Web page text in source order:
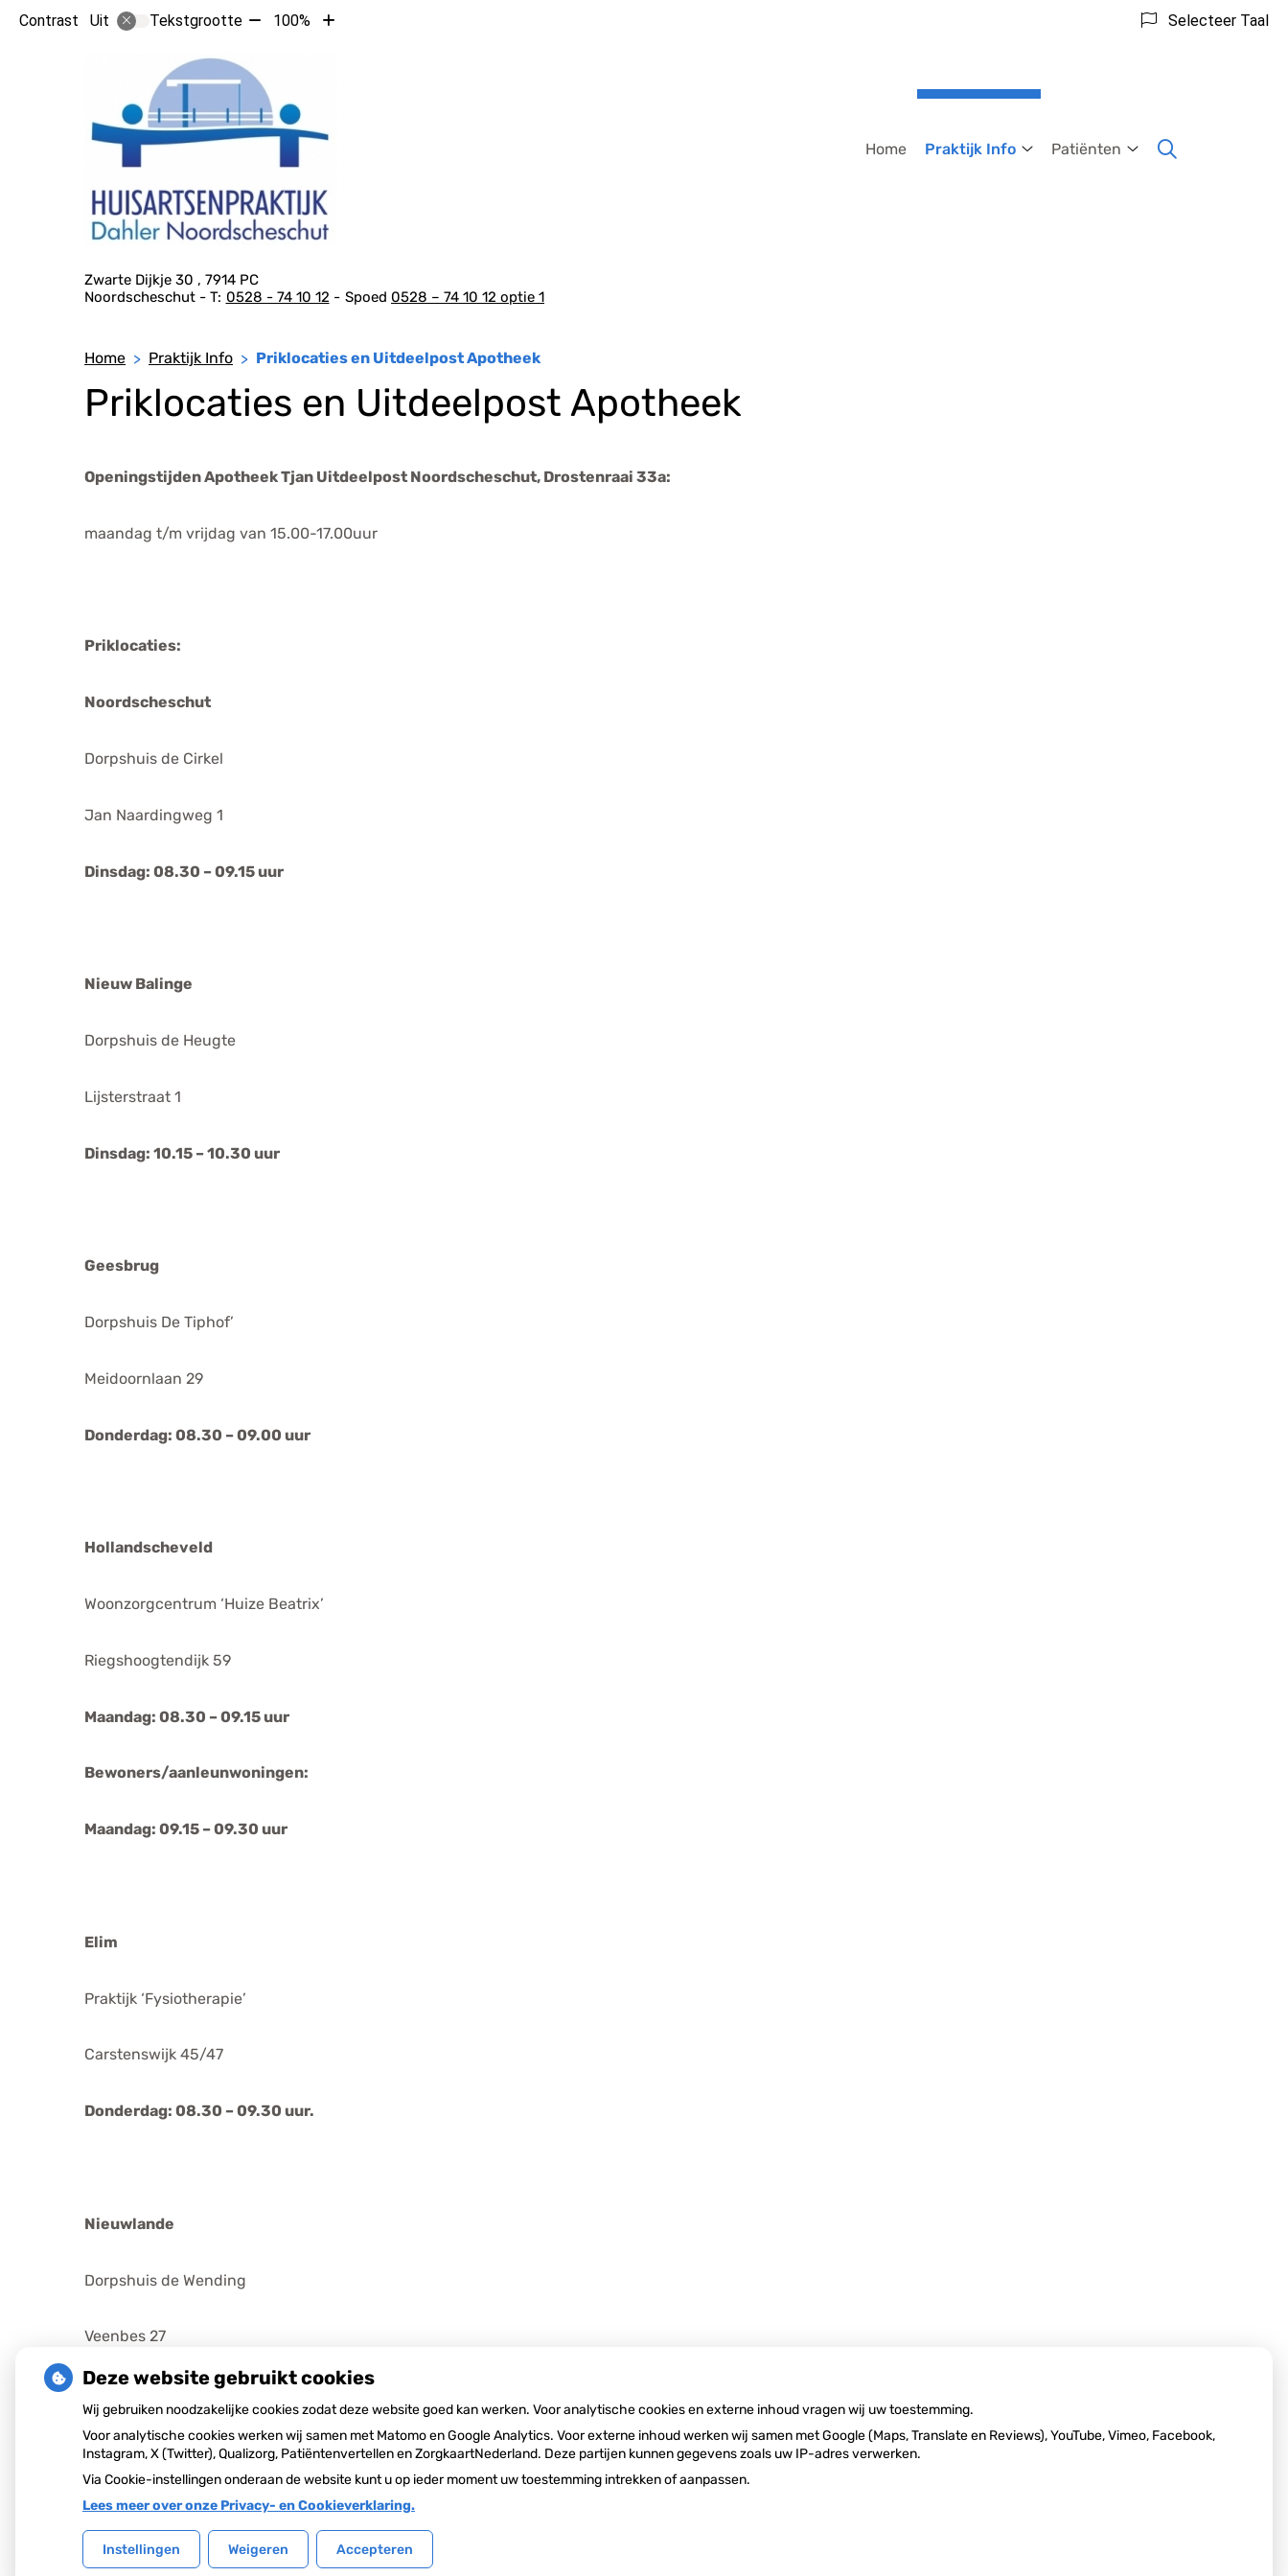
Contrast Uit Tekstgrootte Tekst
10%
100%
Tekst
Selecteer Taal
Home
Praktijk Info
Patiënten
Adresgegevens
Zwarte Dijkje 30
7914 PC
Noordscheschut
0528 - 74 10 12 Spoed 0528 – 74 10 12 optie 1
Home Praktijk Info Priklocaties en Uitdeelpost Apotheek
Priklocaties en Uitdeelpost Apotheek
Openingstijden Apotheek Tjan Uitdeelpost Noordscheschut, Drostenraai 33a:
maandag t/m vrijdag van 15.00-17.00uur
Priklocaties:
Noordscheschut
Dorpshuis de Cirkel
Jan Naardingweg 1
Dinsdag: 08.30 – 09.15 uur
Nieuw Balinge
Dorpshuis de Heugte
Lijsterstraat 1
Dinsdag: 10.15 – 10.30 uur
Geesbrug
Dorpshuis De Tiphof’
Meidoornlaan 29
Donderdag: 08.30 – 09.00 uur
Hollandscheveld
Woonzorgcentrum ‘Huize Beatrix’
Riegshoogtendijk 59
Maandag: 08.30 – 09.15 uur
Bewoners/aanleunwoningen:
Maandag: 09.15 – 09.30 uur
Elim
Praktijk ‘Fysiotherapie’
Carstenswijk 45/47
Donderdag: 08.30 – 09.30 uur.
Nieuwlande
Dorpshuis de Wending
Veenbes 27
Donderdag: 09.45 – 10.15 uur
Uw Zorg Online Beheer
Deze website gebruikt cookies
Wij gebruiken noodzakelijke cookies zodat deze website goed kan werken. Voor analytische cookies en externe inhoud vragen wij uw toestemming.
Voor analytische cookies werken wij samen met Matomo en Google Analytics. Voor externe inhoud werken wij samen met Google (Maps, Translate en Reviews), YouTube, Vimeo, Facebook,
Instagram, X (Twitter), Qualizorg, Patiëntenvertellen en ZorgkaartNederland. Deze partijen kunnen gegevens zoals uw IP-adres verwerken.
Via Cookie-instellingen onderaan de website kunt u op ieder moment uw toestemming intrekken of aanpassen.
Lees meer over onze Privacy- en Cookieverklaring.
Instellingen Weigeren Accepteren